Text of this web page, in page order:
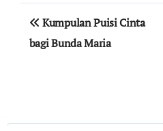
Post
navigation
Kumpulan Puisi Cinta
bagi Bunda Maria